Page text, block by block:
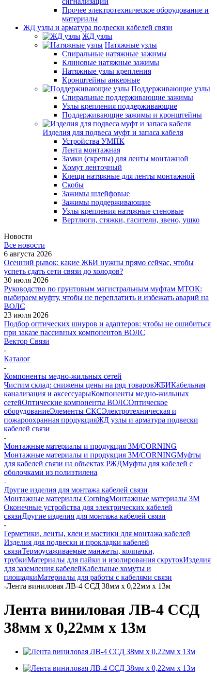
Прочее электротехническое оборудование и
материалы
ЖД узлы и арматура подвески кабелей связи
ЖД узлы
Натяжные узлы
Спиральные натяжные зажимы
Клиновые натяжные зажимы
Натяжные узлы крепления
Кронштейны анкерные
Поддерживающие узлы
Спиральные поддерживающие зажимы
Узлы крепления поддерживающие
Поддерживающие зажимы и кронштейны
Изделия для подвеса муфт и запаса кабеля
Устройства УМПК
Лента монтажная
Замки (скрепы) для ленты монтажной
Хомут ленточный
Клещи натяжные для ленты монтажной
Скобы
Зажимы шлейфовые
Зажимы поддерживающие
Узлы крепления натяжные стеновые
Вертлюги, стяжки, гасители, звено, ушко
Новости
Все новости
6 августа 2026
Осенний рывок: какие ЖБИ нужны прямо сейчас, чтобы
успеть сдать сети связи до холодов?
30 июля 2026
Руководство по грунтовым магистральным муфтам МТОК:
выбираем муфту, чтобы не переплатить и избежать аварий на
ВОЛС
23 июля 2026
Подбор оптических шнуров и адаптеров: чтобы не ошибиться
при заказе пассивных компонентов ВОЛС
Вектор Связи
-
Каталог
-
Компоненты медно-жильных сетей
Чистим склад: снижены цены на ряд товаровЖБИКабельная
канализация и аксессуарыКомпоненты медно-жильных
сетейОптические компоненты ВОЛСОптическое
оборудованиеЭлементы СКСЭлектротехническая и
пожароохранная продукцияЖД узлы и арматура подвески
кабелей связи
-
Монтажные материалы и продукция 3M/CORNING
Монтажные материалы и продукция 3M/CORNINGМуфты
для кабелей связи на объектах РЖДМуфты для кабелей с
оболочками из полиэтилена
-
Другие изделия для монтажа кабелей связи
Монтажные материалы CorningМонтажные материалы 3M
Оконечные устройства для электрических кабелей
связиДругие изделия для монтажа кабелей связи
-
Герметики, ленты, клеи и мастики для монтажа кабелей
Изделия для подвески и прокладки кабелей
связиТермоусаживаемые манжеты, колпачки,
трубкиМатериалы для пайки и изолирования скрутокИзделия
для заземления кабелейКабельные хомуты и
площадкиМатериалы для работы с кабелями связи
-Лента виниловая ЛВ-4 ССД 38мм х 0,22мм х 13м
Лента виниловая ЛВ-4 ССД
38мм х 0,22мм х 13м